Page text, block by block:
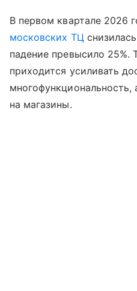
В первом квартале 2026
московских ТЦ
падение превысило 25%.
приходится усиливать
многофункциональность,
на магазины.